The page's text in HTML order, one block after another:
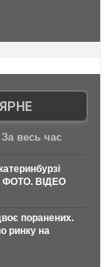
За весь час
ФОТО. ВІДЕО
поранених.
ринку на